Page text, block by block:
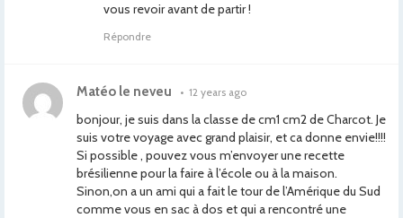
vous revoir avant de partir !
Répondre
Matéo le neveu • 12 years ago
bonjour, je suis dans la classe de cm1 cm2 de Charcot. Je
suis votre voyage avec grand plaisir, et ca donne envie!!!!
Si possible , pouvez vous m’envoyer une recette
brésilienne pour la faire à l’école ou à la maison.
Sinon,on a un ami qui a fait le tour de l’Amérique du Sud
comme vous en sac à dos et qui a rencontré une